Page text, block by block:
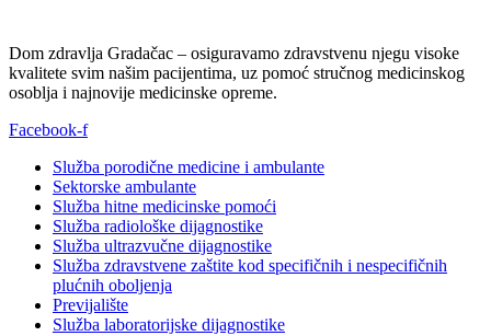
Dom zdravlja Gradačac – osiguravamo zdravstvenu njegu visoke
kvalitete svim našim pacijentima, uz pomoć stručnog medicinskog
osoblja i najnovije medicinske opreme.
Facebook-f
Služba porodične medicine i ambulante
Sektorske ambulante
Služba hitne medicinske pomoći
Služba radiološke dijagnostike
Služba ultrazvučne dijagnostike
Služba zdravstvene zaštite kod specifičnih i nespecifičnih
plućnih oboljenja
Previjalište
Služba laboratorijske dijagnostike